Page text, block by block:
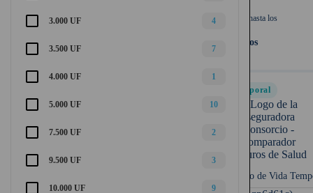
4
3.000 UF
7
3.500 UF
1
4.000 UF
10
5.000 UF
2
7.500 UF
3
9.500 UF
9
10.000 UF
Cubre hasta los
75 años
Temporal
Seguro de Vida